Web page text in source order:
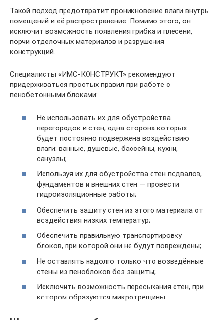
Такой подход предотвратит проникновение влаги внутрь
помещений и её распространение. Помимо этого, он
исключит возможность появления грибка и плесени,
порчи отделочных материалов и разрушения
конструкций.
Специалисты «ИМС-КОНСТРУКТ» рекомендуют
придерживаться простых правил при работе с
пенобетонными блоками:
Не использовать их для обустройства
перегородок и стен, одна сторона которых
будет постоянно подвержена воздействию
влаги: ванные, душевые, бассейны, кухни,
санузлы;
Используя их для обустройства стен подвалов,
фундаментов и внешних стен — провести
гидроизоляционные работы;
Обеспечить защиту стен из этого материала от
воздействия низких температур;
Обеспечить правильную транспортировку
блоков, при которой они не будут повреждены;
Не оставлять надолго только что возведённые
стены из пеноблоков без защиты;
Исключить возможность пересыхания стен, при
котором образуются микротрещины.